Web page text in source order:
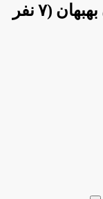
بهترین متخصصین و تعمیرکاران بهبهان (۷ نفر